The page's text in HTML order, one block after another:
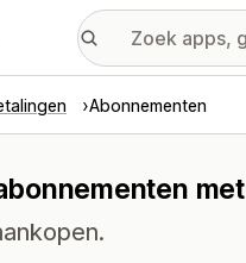
Abonnementen